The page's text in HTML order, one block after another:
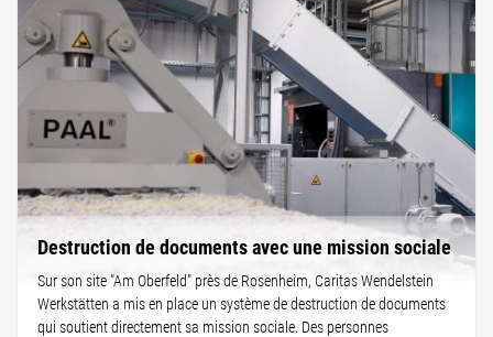
Destruction de documents avec une mission sociale
Sur son site "Am Oberfeld" près de Rosenheim, Caritas Wendelstein
Werkstätten a mis en place un système de destruction de documents
qui soutient directement sa mission sociale. Des personnes